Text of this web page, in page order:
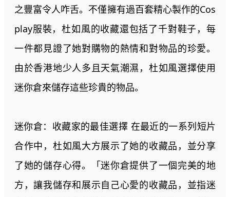
之豐富令人咋舌。不僅擁有過百套精心製作的Cos
play服裝，杜如風的收藏還包括了千對鞋子，每
一件都見證了她對購物的熱情和對物品的珍愛。
由於香港地少人多且天氣潮濕，杜如風選擇使用
迷你倉來儲存這些珍貴的物品。
迷你倉：收藏家的最佳選擇 在最近的一系列短片
合作中，杜如風大方展示了她的收藏品，並分享
了她的儲存心得。「迷你倉提供了一個完美的地
方，讓我儲存和展示自己心愛的收藏品，並指迷